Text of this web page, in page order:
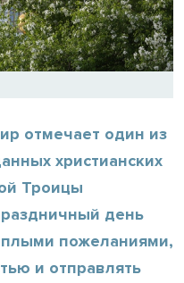
отмечает один из
христианских
Троицы
день
пожеланиями,
и отправлять